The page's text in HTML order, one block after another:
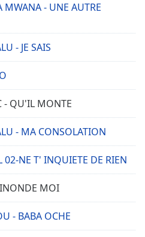
- UNE AUTRE
- JE SAIS
- QU'IL MONTE
- MA CONSOLATION
02-NE T' INQUIETE DE RIEN
MOI
- BABA OCHE